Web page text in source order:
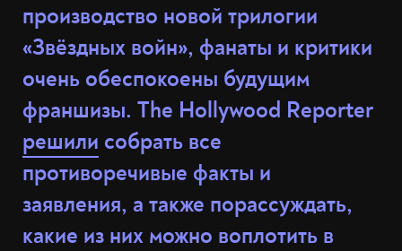
производство новой трилогии
«Звёздных войн», фанаты и критики
очень обеспокоены будущим
франшизы. The Hollywood Reporter
решили собрать все
противоречивые факты и
заявления, а также порассуждать,
какие из них можно воплотить в